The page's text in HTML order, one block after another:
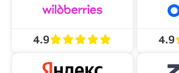
4.9 4.9